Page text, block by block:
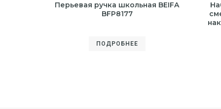
Перьевая ручка школьная BEIFA
BFP8177
ПОДРОБНЕЕ